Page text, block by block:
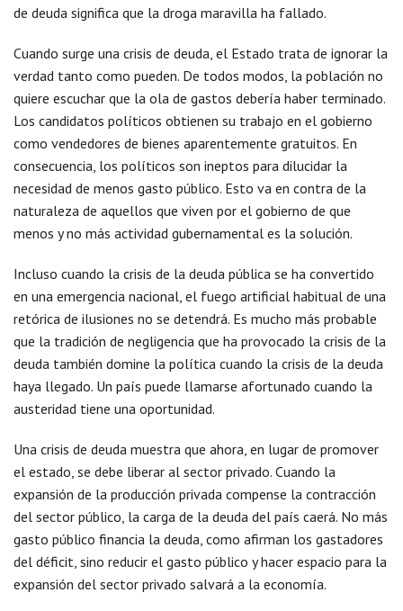
de deuda significa que la droga maravilla ha fallado.
Cuando surge una crisis de deuda, el Estado trata de ignorar la
verdad tanto como pueden. De todos modos, la población no
quiere escuchar que la ola de gastos debería haber terminado.
Los candidatos políticos obtienen su trabajo en el gobierno
como vendedores de bienes aparentemente gratuitos. En
consecuencia, los políticos son ineptos para dilucidar la
necesidad de menos gasto público. Esto va en contra de la
naturaleza de aquellos que viven por el gobierno de que
menos y no más actividad gubernamental es la solución.
Incluso cuando la crisis de la deuda pública se ha convertido
en una emergencia nacional, el fuego artificial habitual de una
retórica de ilusiones no se detendrá. Es mucho más probable
que la tradición de negligencia que ha provocado la crisis de la
deuda también domine la política cuando la crisis de la deuda
haya llegado. Un país puede llamarse afortunado cuando la
austeridad tiene una oportunidad.
Una crisis de deuda muestra que ahora, en lugar de promover
el estado, se debe liberar al sector privado. Cuando la
expansión de la producción privada compense la contracción
del sector público, la carga de la deuda del país caerá. No más
gasto público financia la deuda, como afirman los gastadores
del déficit, sino reducir el gasto público y hacer espacio para la
expansión del sector privado salvará a la economía.